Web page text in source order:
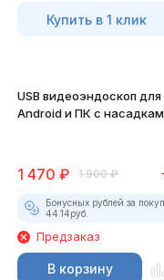
Купить в 1 клик
USB видеоэндоскоп для
Android и ПК с
1 470 ₽ 1 900 ₽
Бонусных рублей за
44.14руб.
Предзаказ
В корзину